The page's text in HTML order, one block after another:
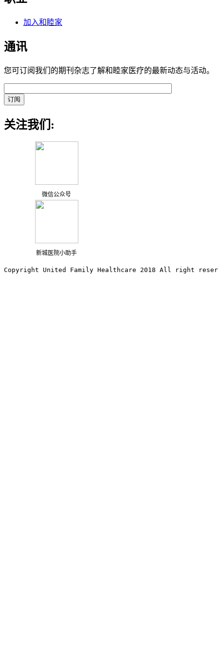
加入和睦家
通讯
您可订阅我们的期刊杂志了解和睦家医疗的最新动态与活动。
关注我们:
微信公众号
新城医院小助手
Copyright United Family Healthcare 2018 All right